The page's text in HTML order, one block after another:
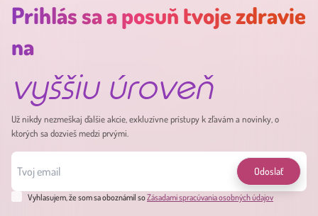
Prihlás sa a posuň tvoje zdravie
na
vyššiu úroveň
Už nikdy nezmeškaj ďalšie akcie, exkluzívne prístupy k zľavám a novinky, o
ktorých sa dozvieš medzi prvými.
Odoslať
Vyhlasujem, že som sa oboznámil soZásadami spracúvania osobných údajov